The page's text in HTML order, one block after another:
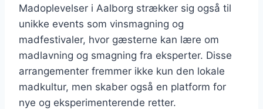
Madoplevelser i Aalborg strækker sig også til
unikke events som vinsmagning og
madfestivaler, hvor gæsterne kan lære om
madlavning og smagning fra eksperter. Disse
arrangementer fremmer ikke kun den lokale
madkultur, men skaber også en platform for
nye og eksperimenterende retter.